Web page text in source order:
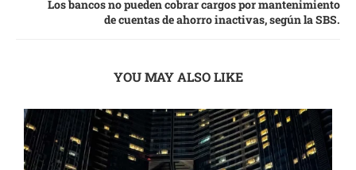
Los bancos no pueden cobrar cargos por mantenimiento
de cuentas de ahorro inactivas, según la SBS.
YOU MAY ALSO LIKE